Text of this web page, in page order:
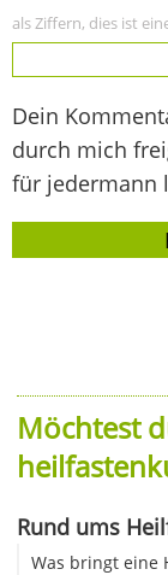
als Ziffern, dies ist
Dein
durch mich
für jedermann
Möchtest
Rund ums
Was bringt eine